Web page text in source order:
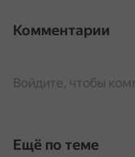
Комментарии
Войдите, чтобы
Ещё по теме